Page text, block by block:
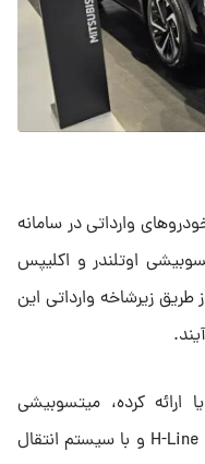
وارداتی در سامانه
اوتلندر و اکلیپس
است. این 2 خودرو از طریق زیرشاخه وارداتی این
کرده، میتسوبیشی
اوتلندر است. این خودرو اکنون در تیپ H-Line و با سیستم انتقال